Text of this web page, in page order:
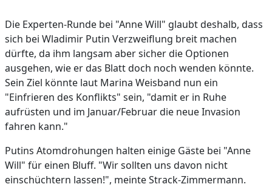
Die Experten-Runde bei "Anne Will" glaubt deshalb, dass
sich bei Wladimir Putin Verzweiflung breit machen
dürfte, da ihm langsam aber sicher die Optionen
ausgehen, wie er das Blatt doch noch wenden könnte.
Sein Ziel könnte laut Marina Weisband nun ein
"Einfrieren des Konflikts" sein, "damit er in Ruhe
aufrüsten und im Januar/Februar die neue Invasion
fahren kann."
Putins Atomdrohungen halten einige Gäste bei "Anne
Will" für einen Bluff. "Wir sollten uns davon nicht
einschüchtern lassen!", meinte Strack-Zimmermann.